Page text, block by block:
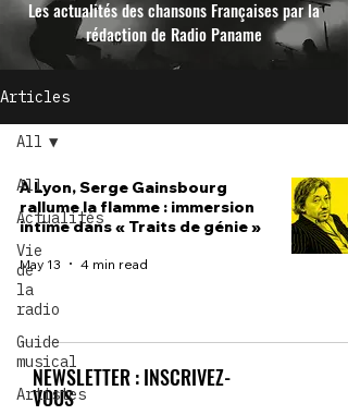
Les actualités des chansons Françaises par la
rédaction de Radio Paname
Articles
All
Actualités
Vie
de
la
radio
Guide
musical
Artistes
All
À Lyon, Serge Gainsbourg
rallume la flamme : immersion
intime dans « Traits de génie »
May 13 4 min read
NEWSLETTER : INSCRIVEZ-
VOUS